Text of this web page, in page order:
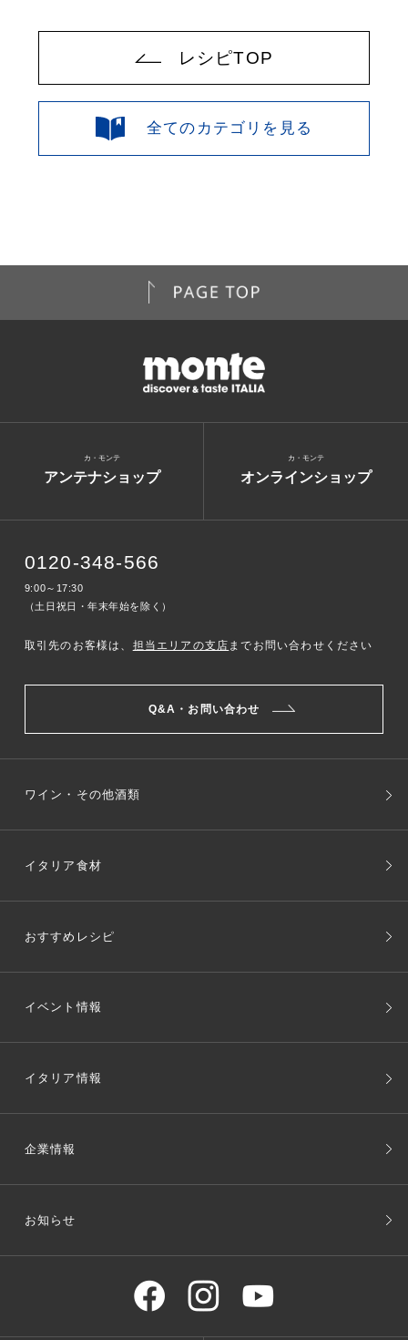
レシピTOP
全てのカテゴリを見る
アンテナショップ
カ・モンテ
オンラインショップ
カ・モンテ
0120-348-566
9:00～17:30
（土日祝日・年末年始を除く）
取引先のお客様は、 担当エリアの支店 までお問い合わせください
Q&A・お問い合わせ
ワイン・その他酒類
イタリア食材
おすすめレシピ
イベント情報
イタリア情報
企業情報
お知らせ